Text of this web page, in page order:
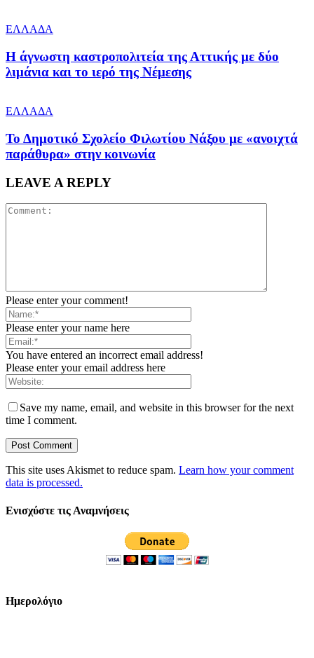
ΕΛΛΑΔΑ
Η άγνωστη καστροπολιτεία της Αττικής με δύο
λιμάνια και το ιερό της Νέμεσης
ΕΛΛΑΔΑ
Το Δημοτικό Σχολείο Φιλωτίου Νάξου με «ανοιχτά
παράθυρα» στην κοινωνία
LEAVE A REPLY
Please enter your comment!
Please enter your name here
You have entered an incorrect email address!
Please enter your email address here
Save my name, email, and website in this browser for the next
time I comment.
This site uses Akismet to reduce spam. Learn how your comment
data is processed.
Ενισχύστε τις Αναμνήσεις
Ημερολόγιο